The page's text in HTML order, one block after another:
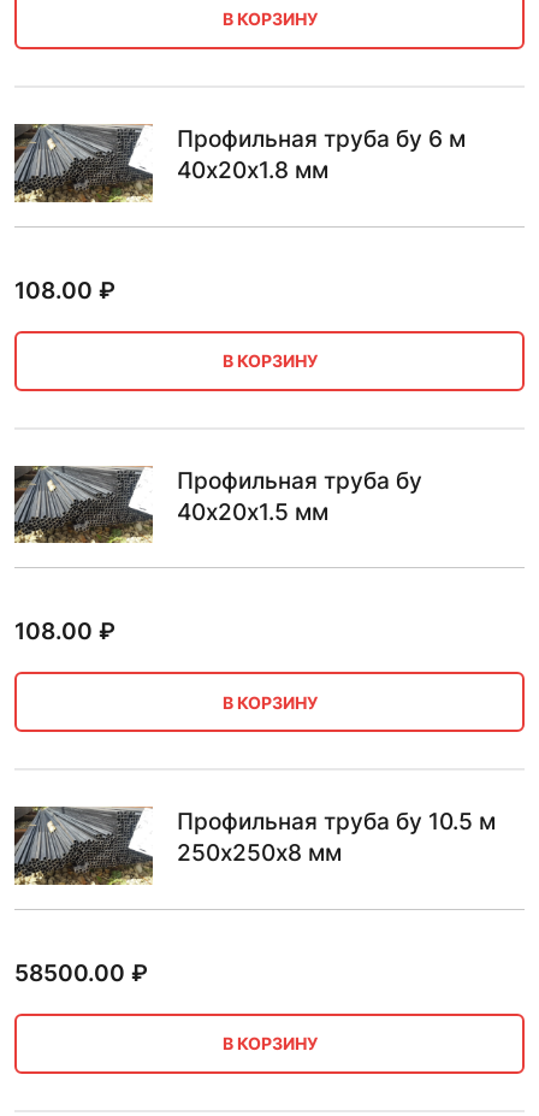
В КОРЗИНУ
Профильная труба бу 6 м
40х20х1.8 мм
108.00 ₽
В КОРЗИНУ
Профильная труба бу
40х20х1.5 мм
108.00 ₽
В КОРЗИНУ
Профильная труба бу 10.5 м
250х250х8 мм
58500.00 ₽
В КОРЗИНУ